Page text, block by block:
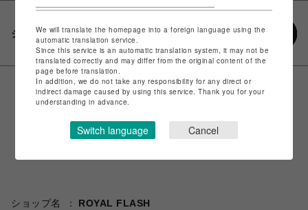
シェアする
ショップ名
ROYAL FLASH
We will translate the homepage into a foreign language using the
automatic translation service.
Since this service is an automatic translation system, it may not be
translated correctly and may differ from the original content of the
page before translation.
In addition, we do not take any responsibility for any direct or
indirect damage caused by using this service. Thank you for your
understanding in advance.
Switch language Cancel